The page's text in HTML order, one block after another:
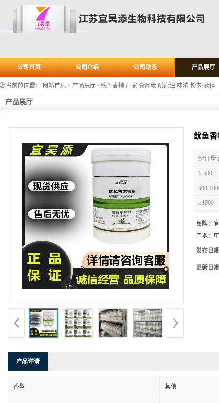
公司首页 公司介绍 公司动态 产品展厅
您当前的位置： 网站首页 > 产品展厅 >鱿鱼香精 厂家 食品级 耐高温 味浓 粉末/液体
产品展厅
鱿鱼香
起订量
1-500
500-
≥1000
品牌：
产地：
发布日
更新日
产品详请
香型 其他